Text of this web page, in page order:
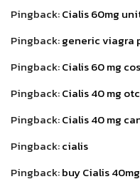
Pingback:Cialis 60mg
Pingback:generic viagra
Pingback:Cialis 60 mg
Pingback:Cialis 40 mg otc
Pingback:Cialis 40 mg
Pingback:cialis
Pingback:buy Cialis 40mg